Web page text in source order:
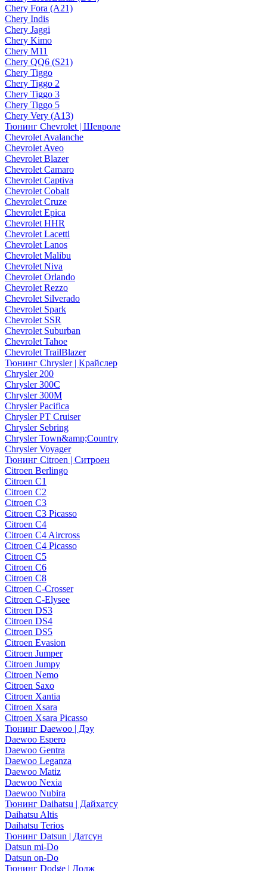
Chery Fora (A21)
Chery Indis
Chery Jaggi
Chery Kimo
Chery M11
Chery QQ6 (S21)
Chery Tiggo
Chery Tiggo 2
Chery Tiggo 3
Chery Tiggo 5
Chery Very (A13)
Тюнинг Chevrolet | Шевроле
Chevrolet Avalanche
Chevrolet Aveo
Chevrolet Blazer
Chevrolet Camaro
Chevrolet Captiva
Chevrolet Cobalt
Chevrolet Cruze
Chevrolet Epica
Chevrolet HHR
Chevrolet Lacetti
Chevrolet Lanos
Chevrolet Malibu
Chevrolet Niva
Chevrolet Orlando
Chevrolet Rezzo
Chevrolet Silverado
Chevrolet Spark
Chevrolet SSR
Chevrolet Suburban
Chevrolet Tahoe
Chevrolet TrailBlazer
Тюнинг Chrysler | Крайслер
Chrysler 200
Chrysler 300C
Chrysler 300M
Chrysler Pacifica
Chrysler PT Cruiser
Chrysler Sebring
Chrysler Town&amp;Country
Chrysler Voyager
Тюнинг Citroen | Ситроен
Citroen Berlingo
Citroen C1
Citroen C2
Citroen C3
Citroen C3 Picasso
Citroen C4
Citroen C4 Aircross
Citroen C4 Picasso
Citroen C5
Citroen C6
Citroen C8
Citroen C-Crosser
Citroen C-Elysee
Citroen DS3
Citroen DS4
Citroen DS5
Citroen Evasion
Citroen Jumper
Citroen Jumpy
Citroen Nemo
Citroen Saxo
Citroen Xantia
Citroen Xsara
Citroen Xsara Picasso
Тюнинг Daewoo | Дэу
Daewoo Espero
Daewoo Gentra
Daewoo Leganza
Daewoo Matiz
Daewoo Nexia
Daewoo Nubira
Тюнинг Daihatsu | Дайхатсу
Daihatsu Altis
Daihatsu Terios
Тюнинг Datsun | Датсун
Datsun mi-Do
Datsun on-Do
Тюнинг Dodge | Додж